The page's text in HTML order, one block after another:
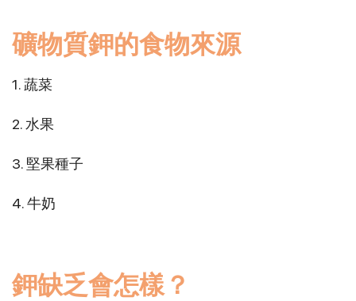
礦物質鉀的食物來源
1. 蔬菜
2. 水果
3. 堅果種子
4. 牛奶
鉀缺乏會怎樣？